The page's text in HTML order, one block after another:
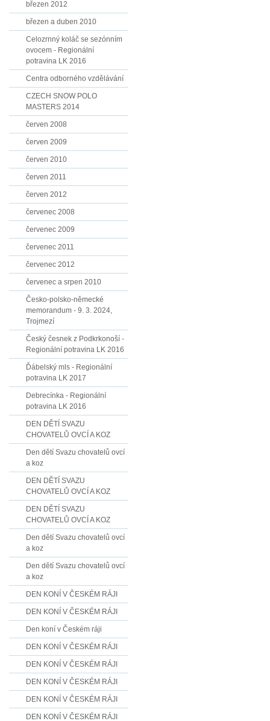
březen 2012
březen a duben 2010
Celozrnný koláč se sezónním
ovocem - Regionální
potravina LK 2016
Centra odborného vzdělávání
CZECH SNOW POLO
MASTERS 2014
červen 2008
červen 2009
červen 2010
červen 2011
červen 2012
červenec 2008
červenec 2009
červenec 2011
červenec 2012
červenec a srpen 2010
Česko-polsko-německé
memorandum - 9. 3. 2024,
Trojmezí
Český česnek z Podkrkonoší -
Regionální potravina LK 2016
Ďábelský mls - Regionální
potravina LK 2017
Debrecínka - Regionální
potravina LK 2016
DEN DĚTÍ SVAZU
CHOVATELŮ OVCÍ A KOZ
Den dětí Svazu chovatelů ovcí
a koz
DEN DĚTÍ SVAZU
CHOVATELŮ OVCÍ A KOZ
DEN DĚTÍ SVAZU
CHOVATELŮ OVCÍ A KOZ
Den dětí Svazu chovatelů ovcí
a koz
Den dětí Svazu chovatelů ovcí
a koz
DEN KONÍ V ČESKÉM RÁJI
DEN KONÍ V ČESKÉM RÁJI
Den koní v Českém ráji
DEN KONÍ V ČESKÉM RÁJI
DEN KONÍ V ČESKÉM RÁJI
DEN KONÍ V ČESKÉM RÁJI
DEN KONÍ V ČESKÉM RÁJI
DEN KONÍ V ČESKÉM RÁJI